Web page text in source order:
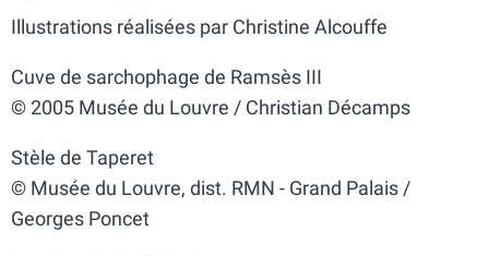
Illustrations réalisées par Christine Alcouffe
Cuve de sarchophage de Ramsès III
© 2005 Musée du Louvre / Christian Décamps
Stèle de Taperet
© Musée du Louvre, dist. RMN - Grand Palais /
Georges Poncet